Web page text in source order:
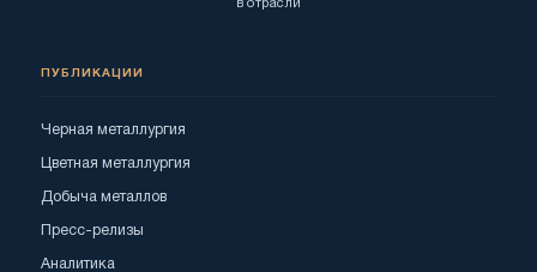
в отрасли
ПУБЛИКАЦИИ
Черная металлургия
Цветная металлургия
Добыча металлов
Пресс-релизы
Аналитика